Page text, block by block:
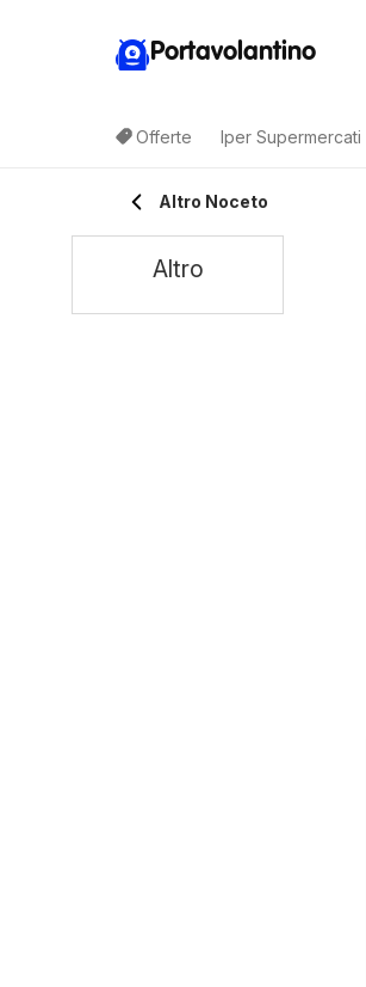
Portavolantino
Offerte Iper Supermercati
Altro Noceto
Altro